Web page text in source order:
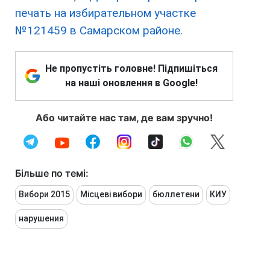
печать на избирательном участке
№121459 в Самарском районе.
Не пропустіть головне! Підпишіться
на наші оновлення в Google!
Або читайте нас там, де вам зручно!
Більше по темі:
Вибори 2015 Місцеві вибори бюллетени КИУ
нарушения